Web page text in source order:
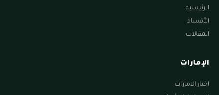
الرئيسية
الأقسام
المقالات
الإمارات
اخبار الامارات